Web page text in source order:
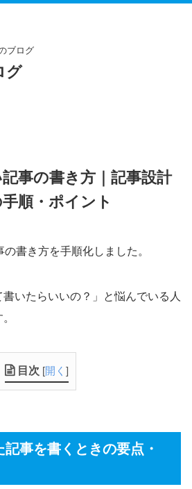
ブログ
グ
事の書き方｜記事設計
順・ポイント
書き方を手順化しました。
書いたらいいの？」と悩んでいる人
目次 [開く ]
事を書くときの要点・